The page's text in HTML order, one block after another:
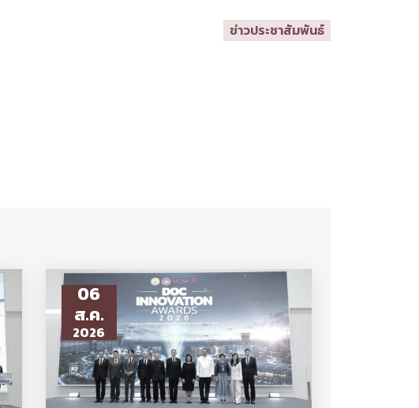
ข่าวประชาสัมพันธ์
06
ส.ค.
2026